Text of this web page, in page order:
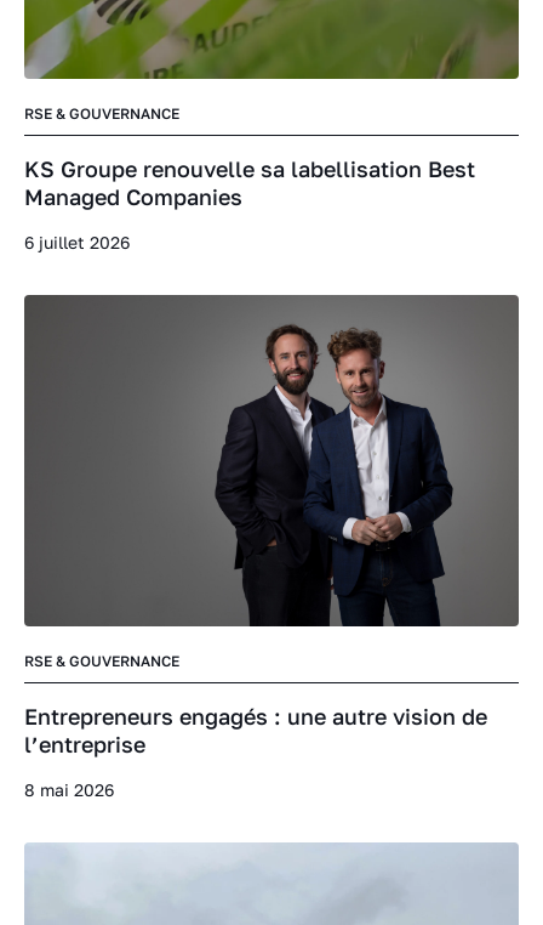
RSE & GOUVERNANCE
KS Groupe renouvelle sa labellisation Best
Managed Companies
6 juillet 2026
RSE & GOUVERNANCE
Entrepreneurs engagés : une autre vision de
l’entreprise
8 mai 2026